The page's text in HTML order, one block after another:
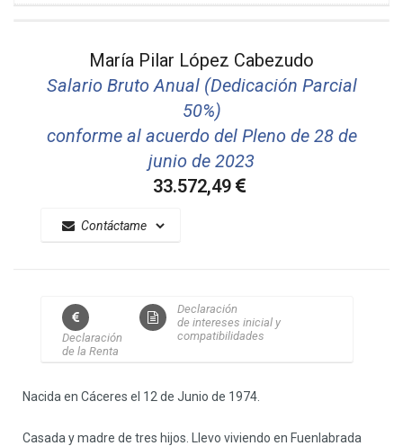
María Pilar López Cabezudo
Salario Bruto Anual (Dedicación Parcial
50%)
conforme al acuerdo del Pleno de 28 de
junio de 2023
33.572,49
Declaración
de la Renta
Declaración
de intereses inicial y
compatibilidades
Nacida en Cáceres el 12 de Junio de 1974.
Casada y madre de tres hijos. Llevo viviendo en Fuenlabrada